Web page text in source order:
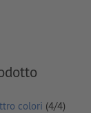
colori (4/4)